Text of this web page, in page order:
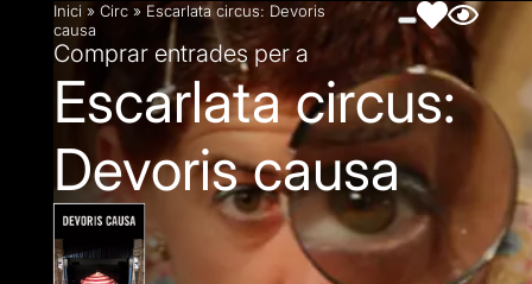
Inici » Circ » Escarlata circus: Devoris
causa
Comprar entrades per a
Escarlata circus:
Devoris causa